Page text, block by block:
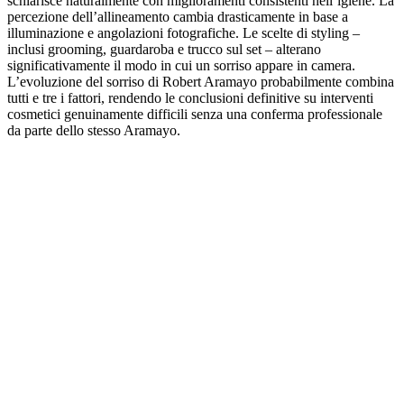
percezione dell’allineamento cambia drasticamente in base a
illuminazione e angolazioni fotografiche. Le scelte di styling –
inclusi grooming, guardaroba e trucco sul set – alterano
significativamente il modo in cui un sorriso appare in camera.
L’evoluzione del sorriso di Robert Aramayo probabilmente combina
tutti e tre i fattori, rendendo le conclusioni definitive su interventi
cosmetici genuinamente difficili senza una conferma professionale
da parte dello stesso Aramayo.